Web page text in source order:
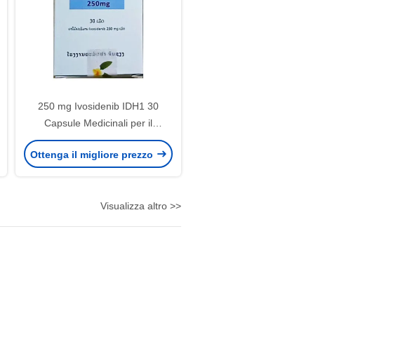
250 mg Ivosidenib IDH1 30
Capsule Medicinali per il
trattamento del cancro
Ottenga il migliore prezzo
Visualizza altro >>